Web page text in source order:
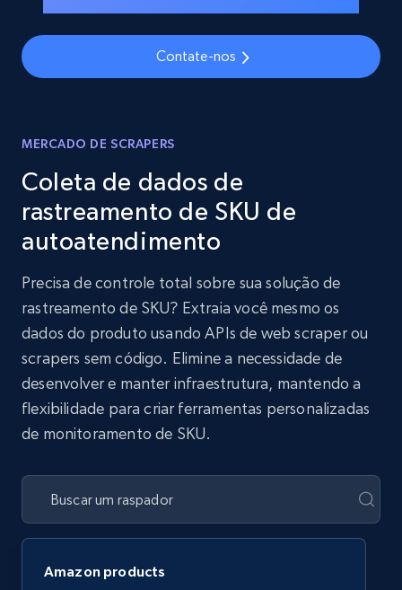
Contate-nos
MERCADO DE SCRAPERS
Coleta de dados de
rastreamento de SKU de
autoatendimento
Precisa de controle total sobre sua solução de
rastreamento de SKU? Extraia você mesmo os
dados do produto usando APIs de web scraper ou
scrapers sem código. Elimine a necessidade de
desenvolver e manter infraestrutura, mantendo a
flexibilidade para criar ferramentas personalizadas
de monitoramento de SKU.
Amazon products